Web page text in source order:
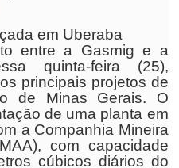
em Uberaba
entre a Gasmig e a
quinta-feira (25),
principais projetos de
de Minas Gerais. O
de uma planta em
a Companhia Mineira
com capacidade
cúbicos diários do